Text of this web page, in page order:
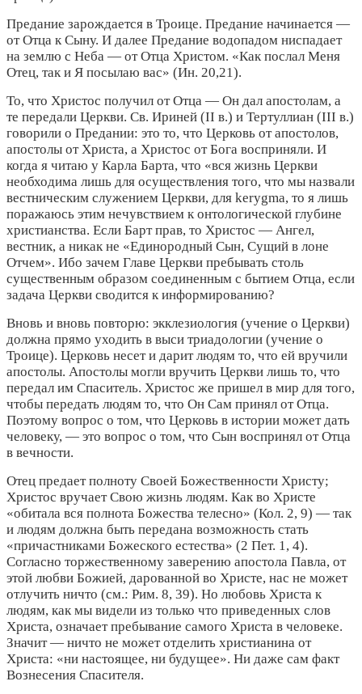
Предание зарождается в Троице. Предание начинается —
от Отца к Сыну. И далее Предание водопадом ниспадает
на землю с Неба — от Отца Христом. «Как послал Меня
Отец, так и Я посылаю вас» (Ин. 20,21).
То, что Христос получил от Отца — Он дал апостолам, а
те передали Церкви. Св. Ириней (II в.) и Тертуллиан (III в.)
говорили о Предании: это то, что Церковь от апостолов,
апостолы от Христа, а Христос от Бога восприняли. И
когда я читаю у Карла Барта, что «вся жизнь Церкви
необходима лишь для осуществления того, что мы назвали
вестническим служением Церкви, для kerygma, то я лишь
поражаюсь этим нечувствием к онтологической глубине
христианства. Если Барт прав, то Христос — Ангел,
вестник, а никак не «Единородный Сын, Сущий в лоне
Отчем». Ибо зачем Главе Церкви пребывать столь
существенным образом соединенным с бытием Отца, если
задача Церкви сводится к информированию?
Вновь и вновь повторю: экклезиология (учение о Церкви)
должна прямо уходить в выси триадологии (учение о
Троице). Церковь несет и дарит людям то, что ей вручили
апостолы. Апостолы могли вручить Церкви лишь то, что
передал им Спаситель. Христос же пришел в мир для того,
чтобы передать людям то, что Он Сам принял от Отца.
Поэтому вопрос о том, что Церковь в истории может дать
человеку, — это вопрос о том, что Сын воспринял от Отца
в вечности.
Отец предает полноту Своей Божественности Христу;
Христос вручает Свою жизнь людям. Как во Христе
«обитала вся полнота Божества телесно» (Кол. 2, 9) — так
и людям должна быть передана возможность стать
«причастниками Божеского естества» (2 Пет. 1, 4).
Согласно торжественному заверению апостола Павла, от
этой любви Божией, дарованной во Христе, нас не может
отлучить ничто (см.: Рим. 8, 39). Но любовь Христа к
людям, как мы видели из только что приведенных слов
Христа, означает пребывание самого Христа в человеке.
Значит — ничто не может отделить христианина от
Христа: «ни настоящее, ни будущее». Ни даже сам факт
Вознесения Спасителя.